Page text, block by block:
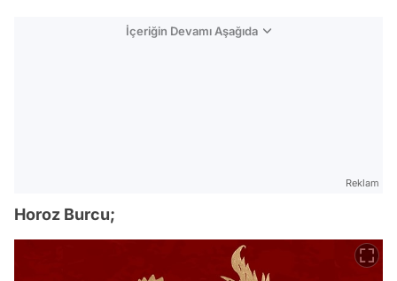
İçeriğin Devamı Aşağıda
Reklam
Horoz Burcu;